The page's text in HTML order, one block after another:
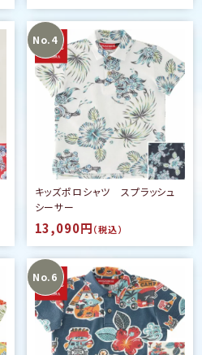
キッズポロシャツ スプラッシュ
シーサー
13,090円（税込）